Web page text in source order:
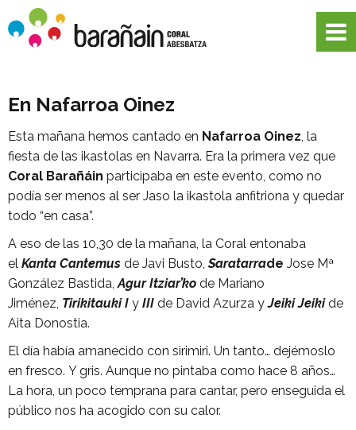
En Nafarroa Oinez
Esta mañana hemos cantado en Nafarroa Oinez, la
fiesta de las ikastolas en Navarra. Era la primera vez que
Coral Barañáin participaba en este evento, como no
podía ser menos al ser Jaso la ikastola anfitriona y quedar
todo “en casa”.
A eso de las 10,30 de la mañana, la Coral entonaba
el Kanta Cantemus de Javi Busto,Saratarrade Jose Mª
González Bastida,Agur Itziar’ko de Mariano
Jiménez, Tirikitauki I y III de David Azurza yJeiki Jeikide
Aita Donostia.
El día había amanecido con sirimiri. Un tanto… dejémoslo
en fresco. Y gris. Aunque no pintaba como hace 8 años…
La hora, un poco temprana para cantar, pero enseguida el
público nos ha acogido con su calor.